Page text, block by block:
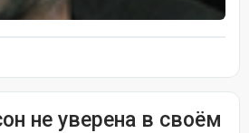
не уверена в своём